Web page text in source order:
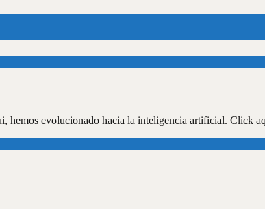
evolucionado hacia la inteligencia artificial. Click